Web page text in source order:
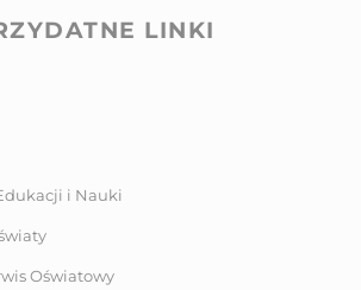
LINKI
i Nauki
Oświatowy